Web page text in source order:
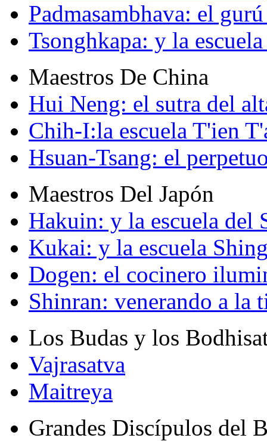
Padmasambhava: el
Tsonghkapa: y la
Maestros De China
Hui Neng: el sutra del
Chih-I:la escuela T'ien
Hsuan-Tsang: el
Maestros Del Japón
Hakuin: y la escuela del
Kukai: y la escuela
Dogen: el cocinero
Shinran: venerando a la
Los Budas y los
Vajrasatva
Maitreya
Grandes Discípulos del